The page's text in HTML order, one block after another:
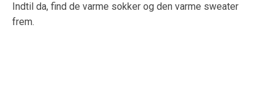
Indtil da, find de varme sokker og den varme sweater
frem.